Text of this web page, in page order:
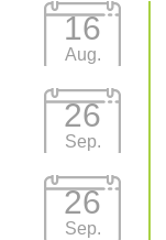
16
Aug.
26
Sep.
26
Sep.